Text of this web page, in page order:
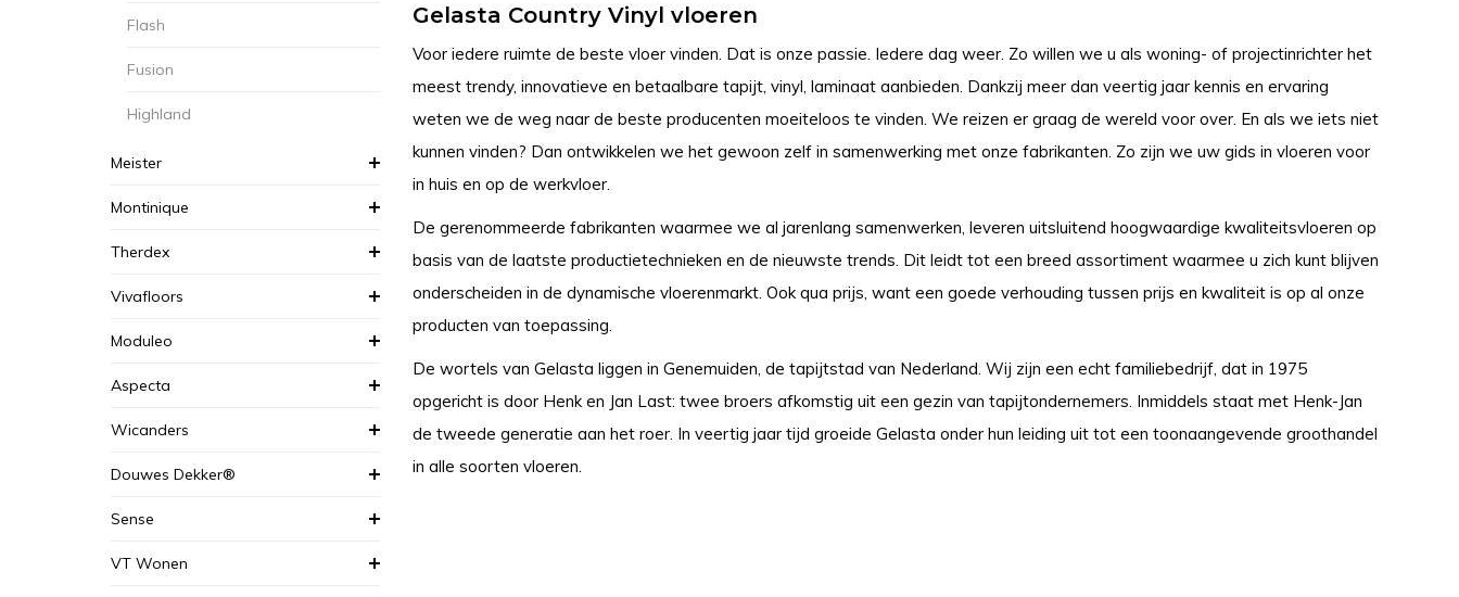
Flash
Fusion
Highland
Meister
Montinique
Therdex
Vivafloors
Moduleo
Aspecta
Wicanders
Douwes Dekker®
Sense
VT Wonen
Gelasta Country Vinyl vloeren
Voor iedere ruimte de beste vloer vinden. Dat is onze passie. Iedere dag weer. Zo willen we u als woning- of projectinrichter het
meest trendy, innovatieve en betaalbare tapijt, vinyl, laminaat aanbieden. Dankzij meer dan veertig jaar kennis en ervaring
weten we de weg naar de beste producenten moeiteloos te vinden. We reizen er graag de wereld voor over. En als we iets niet
kunnen vinden? Dan ontwikkelen we het gewoon zelf in samenwerking met onze fabrikanten. Zo zijn we uw gids in vloeren voor
in huis en op de werkvloer.
De gerenommeerde fabrikanten waarmee we al jarenlang samenwerken, leveren uitsluitend hoogwaardige kwaliteitsvloeren op
basis van de laatste productietechnieken en de nieuwste trends. Dit leidt tot een breed assortiment waarmee u zich kunt blijven
onderscheiden in de dynamische vloerenmarkt. Ook qua prijs, want een goede verhouding tussen prijs en kwaliteit is op al onze
producten van toepassing.
De wortels van Gelasta liggen in Genemuiden, de tapijtstad van Nederland. Wij zijn een echt familiebedrijf, dat in 1975
opgericht is door Henk en Jan Last: twee broers afkomstig uit een gezin van tapijtondernemers. Inmiddels staat met Henk-Jan
de tweede generatie aan het roer. In veertig jaar tijd groeide Gelasta onder hun leiding uit tot een toonaangevende groothandel
in alle soorten vloeren.